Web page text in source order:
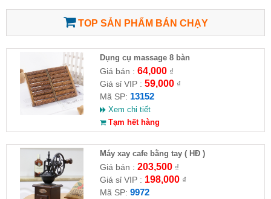
TOP SẢN PHẨM BÁN CHẠY
Dụng cụ massage 8 bàn
Giá bán : 64,000₫
Giá sỉ VIP : 59,000₫
Mã SP: 13152
Xem chi tiết
Tạm hết hàng
Máy xay cafe bằng tay ( HĐ )
Giá bán : 203,500₫
Giá sỉ VIP : 198,000₫
Mã SP: 9972